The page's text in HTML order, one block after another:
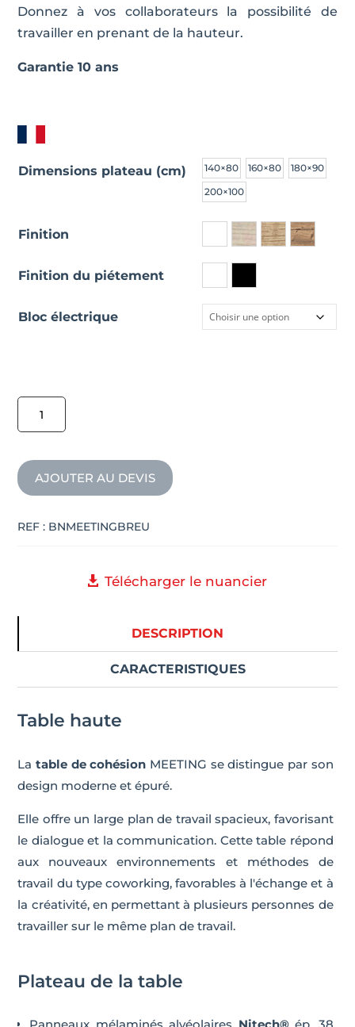
Donnez à vos collaborateurs la possibilité de
travailler en prenant de la hauteur.
Garantie 10 ans
Dimensions plateau (cm) 140×80 160×80
180×90
200×100
Finition
Finition du piétement
Bloc électrique
quantité
Table
haute
MEETING
trapèze
AJOUTER AU DEVIS
REF : BNMEETINGBREU
Télécharger le nuancier
DESCRIPTION
CARACTERISTIQUES
Table haute
Latable de cohésion MEETING se distingue par son
design moderne et épuré.
Elle offre un large plan de travail spacieux, favorisant
le dialogue et la communication. Cette table répond
aux nouveaux environnements et méthodes de
travail du type coworking, favorables à l'échange et à
la créativité, en permettant à plusieurs personnes de
travailler sur le même plan de travail.
Plateau de la table